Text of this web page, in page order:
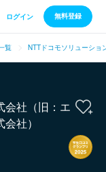
ログイン 無料登録
覧 NTTドコモソリューショ
会社（旧：エ
社）